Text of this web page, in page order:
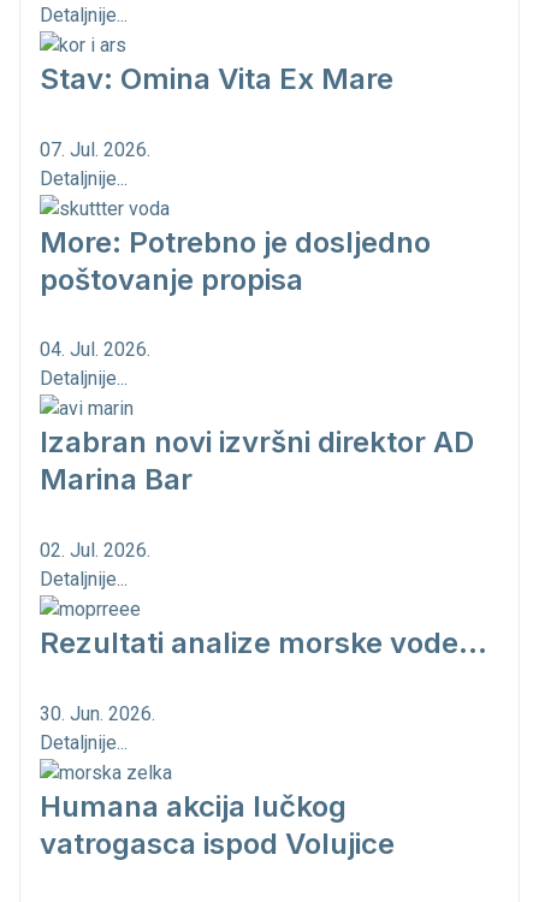
Detaljnije...
Stav: Omina Vita Ex Mare
07. Jul. 2026.
Detaljnije...
More: Potrebno je dosljedno
poštovanje propisa
04. Jul. 2026.
Detaljnije...
Izabran novi izvršni direktor AD
Marina Bar
02. Jul. 2026.
Detaljnije...
Rezultati analize morske vode...
30. Jun. 2026.
Detaljnije...
Humana akcija lučkog
vatrogasca ispod Volujice